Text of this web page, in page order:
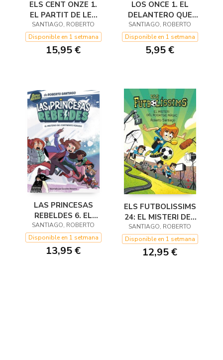
ELS CENT ONZE 1.
EL PARTIT DE LES
SEVES VIDES
SANTIAGO, ROBERTO
Disponible en 1 setmana
15,95 €
LOS ONCE 1. EL
DELANTERO QUE
VOLABA AL
ATARDECER.
EDICIÓN LIMITADA A
PRECIO ESPE
SANTIAGO, ROBERTO
Disponible en 1 setmana
5,95 €
LAS PRINCESAS
REBELDES 6. EL
MISTERIO DEL
CONTINENTE
PERDIDO
SANTIAGO, ROBERTO
Disponible en 1 setmana
13,95 €
ELS FUTBOLISSIMS
24: EL MISTERI DEL
RODATGE MÀGIC
SANTIAGO, ROBERTO
Disponible en 1 setmana
12,95 €